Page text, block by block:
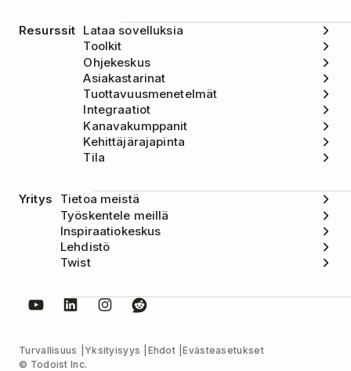
Resurssit Lataa sovelluksia
Toolkit
Ohjekeskus
Asiakastarinat
Tuottavuusmenetelmät
Integraatiot
Kanavakumppanit
Kehittäjärajapinta
Tila
Yritys
Tietoa meistä
Työskentele meillä
Inspiraatiokeskus
Lehdistö
Twist
Turvallisuus Yksityisyys Ehdot
Evästeasetukset
© Todoist Inc.